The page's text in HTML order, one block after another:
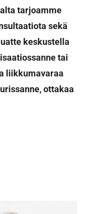
tarjoamme
sekä
keskustella
tai
liikkumavaraa
ottakaa